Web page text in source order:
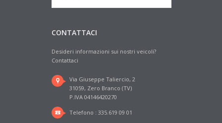
CONTATTACI
Desideri informazioni sui nostri veicoli?
Contattaci
Via Giuseppe Taliercio, 2
31059, Zero Branco (TV)
P.IVA 04146420270
Telefono : 335.619 09 01